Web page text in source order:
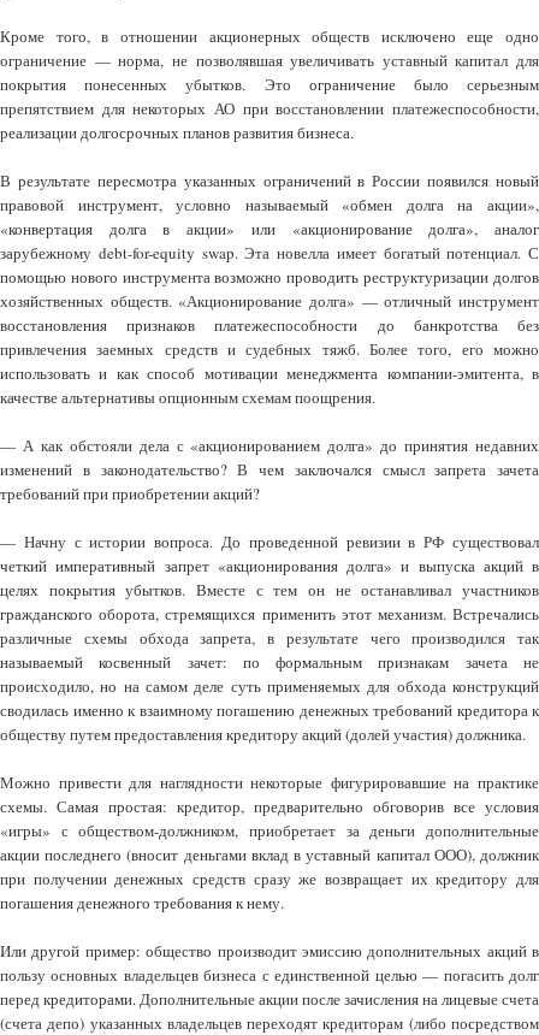
Кроме того, в отношении акционерных обществ исключено еще одно
ограничение — норма, не позволявшая увеличивать уставный капитал для
покрытия понесенных убытков. Это ограничение было серьезным
препятствием для некоторых АО при восстановлении платежеспособности,
реализации долгосрочных планов развития бизнеса.
В результате пересмотра указанных ограничений в России появился новый
правовой инструмент, условно называемый «обмен долга на акции»,
«конвертация долга в акции» или «акционирование долга», аналог
зарубежному debt-for-equity swap. Эта новелла имеет богатый потенциал. С
помощью нового инструмента возможно проводить реструктуризации долгов
хозяйственных обществ. «Акционирование долга» — отличный инструмент
восстановления признаков платежеспособности до банкротства без
привлечения заемных средств и судебных тяжб. Более того, его можно
использовать и как способ мотивации менеджмента компании-эмитента, в
качестве альтернативы опционным схемам поощрения.
— А как обстояли дела с «акционированием долга» до принятия недавних
изменений в законодательство? В чем заключался смысл запрета зачета
требований при приобретении акций?
— Начну с истории вопроса. До проведенной ревизии в РФ существовал
четкий императивный запрет «акционирования долга» и выпуска акций в
целях покрытия убытков. Вместе с тем он не останавливал участников
гражданского оборота, стремящихся применить этот механизм. Встречались
различные схемы обхода запрета, в результате чего производился так
называемый косвенный зачет: по формальным признакам зачета не
происходило, но на самом деле суть применяемых для обхода конструкций
сводилась именно к взаимному погашению денежных требований кредитора к
обществу путем предоставления кредитору акций (долей участия) должника.
Можно привести для наглядности некоторые фигурировавшие на практике
схемы. Самая простая: кредитор, предварительно обговорив все условия
«игры» с обществом-должником, приобретает за деньги дополнительные
акции последнего (вносит деньгами вклад в уставный капитал ООО), должник
при получении денежных средств сразу же возвращает их кредитору для
погашения денежного требования к нему.
Или другой пример: общество производит эмиссию дополнительных акций в
пользу основных владельцев бизнеса с единственной целью — погасить долг
перед кредиторами. Дополнительные акции после зачисления на лицевые счета
(счета депо) указанных владельцев переходят кредиторам (либо посредством